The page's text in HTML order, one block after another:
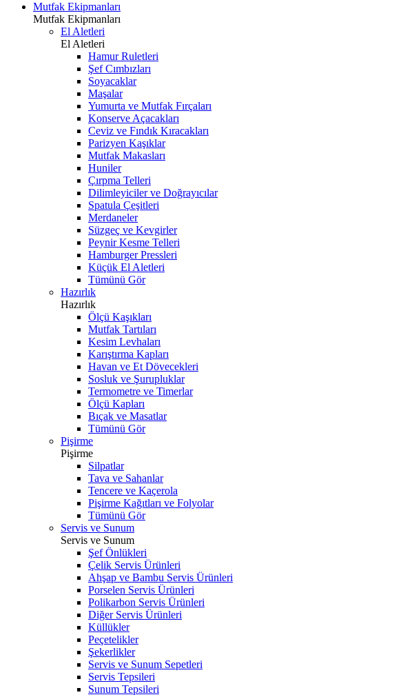
Mutfak Ekipmanları
Mutfak Ekipmanları
El Aletleri
El Aletleri
Hamur Ruletleri
Şef Cımbızları
Soyacaklar
Maşalar
Yumurta ve Mutfak Fırçaları
Konserve Açacakları
Ceviz ve Fındık Kıracakları
Parizyen Kaşıklar
Mutfak Makasları
Huniler
Çırpma Telleri
Dilimleyiciler ve Doğrayıcılar
Spatula Çeşitleri
Merdaneler
Süzgeç ve Kevgirler
Peynir Kesme Telleri
Hamburger Pressleri
Küçük El Aletleri
Tümünü Gör
Hazırlık
Hazırlık
Ölçü Kaşıkları
Mutfak Tartıları
Kesim Levhaları
Karıştırma Kapları
Havan ve Et Dövecekleri
Sosluk ve Şurupluklar
Termometre ve Timerlar
Ölçü Kapları
Bıçak ve Masatlar
Tümünü Gör
Pişirme
Pişirme
Silpatlar
Tava ve Sahanlar
Tencere ve Kaçerola
Pişirme Kağıtları ve Folyolar
Tümünü Gör
Servis ve Sunum
Servis ve Sunum
Şef Önlükleri
Çelik Servis Ürünleri
Ahşap ve Bambu Servis Ürünleri
Porselen Servis Ürünleri
Polikarbon Servis Ürünleri
Diğer Servis Ürünleri
Küllükler
Peçetelikler
Şekerlikler
Servis ve Sunum Sepetleri
Servis Tepsileri
Sunum Tepsileri